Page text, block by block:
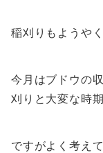
稲刈りもようや
今月はブドウの
刈りと大変な時期
ですがよく考え